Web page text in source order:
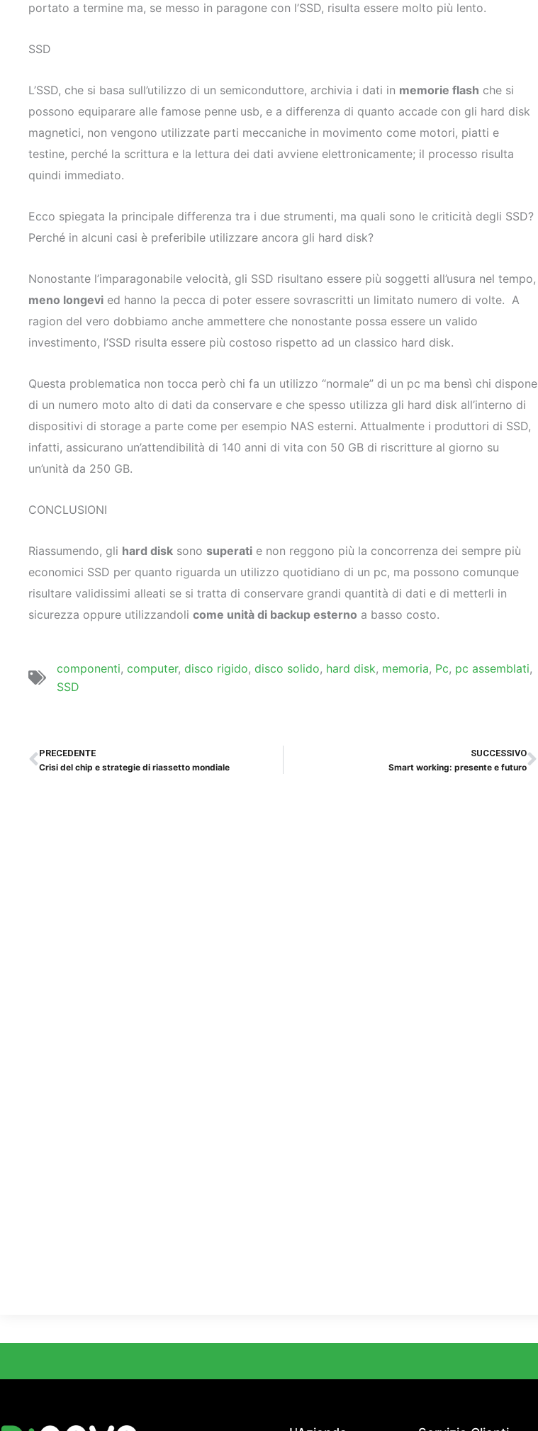
portato a termine ma, se messo in paragone con l’SSD, risulta essere molto più lento.
SSD
L’SSD, che si basa sull’utilizzo di un semiconduttore, archivia i dati in memorie flash che si
possono equiparare alle famose penne usb, e a differenza di quanto accade con gli hard disk
magnetici, non vengono utilizzate parti meccaniche in movimento come motori, piatti e
testine, perché la scrittura e la lettura dei dati avviene elettronicamente; il processo risulta
quindi immediato.
Ecco spiegata la principale differenza tra i due strumenti, ma quali sono le criticità degli SSD?
Perché in alcuni casi è preferibile utilizzare ancora gli hard disk?
Nonostante l’imparagonabile velocità, gli SSD risultano essere più soggetti all’usura nel tempo,
meno longevi ed hanno la pecca di poter essere sovrascritti un limitato numero di volte. A
ragion del vero dobbiamo anche ammettere che nonostante possa essere un valido
investimento, l’SSD risulta essere più costoso rispetto ad un classico hard disk.
Questa problematica non tocca però chi fa un utilizzo “normale” di un pc ma bensì chi dispone
di un numero moto alto di dati da conservare e che spesso utilizza gli hard disk all’interno di
dispositivi di storage a parte come per esempio NAS esterni. Attualmente i produttori di SSD,
infatti, assicurano un’attendibilità di 140 anni di vita con 50 GB di riscritture al giorno su
un’unità da 250 GB.
CONCLUSIONI
Riassumendo, gli hard disk sono superati e non reggono più la concorrenza dei sempre più
economici SSD per quanto riguarda un utilizzo quotidiano di un pc, ma possono comunque
risultare validissimi alleati se si tratta di conservare grandi quantità di dati e di metterli in
sicurezza oppure utilizzandoli come unità di backup esterno a basso costo.
componenti, computer, disco rigido, disco solido, hard disk, memoria, Pc, pc assemblati,
SSD
PRECEDENTE
Crisi del chip e strategie di riassetto mondiale
SUCCESSIVO
Smart working: presente e futuro